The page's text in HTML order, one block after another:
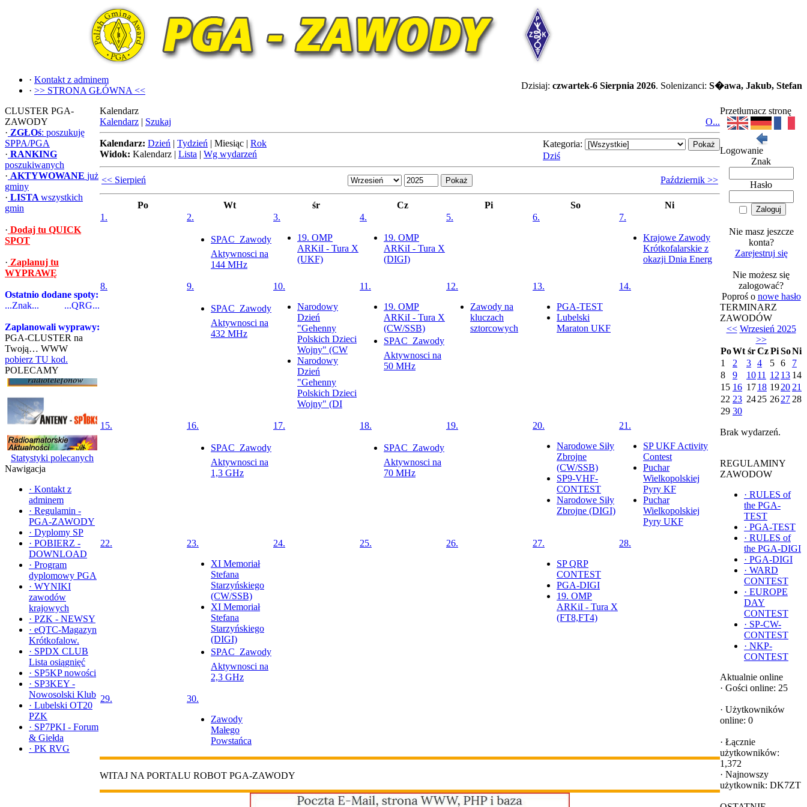
· Kontakt z adminem
· >> STRONA GŁÓWNA << Dzisiaj: czwartek-6 Sierpnia 2026. Solenizanci: S�awa, Jakub, Stefan
CLUSTER PGA-
ZAWODY
· ZGŁOś: poszukuję
SPPA/PGA
· RANKING
poszukiwanych
· AKTYWOWANE już
gminy
· LISTA wszystkich
gmin
· Dodaj tu QUICK
SPOT
· Zaplanuj tu
WYPRAWĘ
Ostatnio dodane spoty:
...Znak...
...QRG...
Zaplanowali wyprawy:
PGA-CLUSTER na
Twoją… WWW
pobierz TU kod.
POLECAMY
Statystyki polecanych
Nawigacja
· Kontakt z
adminem
· Regulamin -
PGA-ZAWODY
· Dyplomy SP
· POBIERZ -
DOWNLOAD
· Program
dyplomowy PGA
· WYNIKI
zawodów
krajowych
· PZK - NEWSY
· eQTC-Magazyn
Krótkofalow.
· SPDX CLUB
Lista osiągnięć
· SP5KP nowości
· SP3KEY -
Nowosolski Klub
· Lubelski OT20
PZK
· SP7PKI - Forum
& Giełda
· PK RVG
Kalendarz
Kalendarz | Szukaj O...
Kalendarz: Dzień | Tydzień | Miesiąc | Rok
Widok: Kalendarz | Lista | Wg wydarzeń
Kategoria:
Dziś
<< Sierpień Październik >>
Po Wt śr Cz Pi So
Ni
1.
2.
SPAC  Zawody
Aktywnosci na
144 MHz
3.
19. OMP
ARKiI - Tura X
(UKF)
4.
19. OMP
ARKiI - Tura X
(DIGI)
5. 6.
7.
Krajowe Zawody
Krótkofalarskie z
okazji Dnia Energ
8. 9.
SPAC  Zawody
Aktywnosci na
432 MHz
10.
Narodowy
Dzień
"Gehenny
Polskich Dzieci
Wojny" (CW
Narodowy
Dzień
"Gehenny
Polskich Dzieci
Wojny" (DI
11.
19. OMP
ARKiI - Tura X
(CW/SSB)
SPAC  Zawody
Aktywnosci na
50 MHz
12.
Zawody na
kluczach
sztorcowych
13.
PGA-TEST
Lubelski
Maraton UKF
14.
15. 16.
SPAC  Zawody
Aktywnosci na
1,3 GHz
17. 18.
SPAC  Zawody
Aktywnosci na
70 MHz
19.
20.
Narodowe Siły
Zbrojne
(CW/SSB)
SP9-VHF-
CONTEST
Narodowe Siły
Zbrojne (DIGI)
21.
SP UKF Activity
Contest
Puchar
Wielkopolskiej
Pyry KF
Puchar
Wielkopolskiej
Pyry UKF
22.
23.
XI Memoriał
Stefana
Starzyńskiego
(CW/SSB)
XI Memoriał
Stefana
Starzyńskiego
(DIGI)
SPAC  Zawody
Aktywnosci na
2,3 GHz
24. 25. 26.
27.
SP QRP
CONTEST
PGA-DIGI
19. OMP
ARKiI - Tura X
(FT8,FT4)
28.
29.
30.
Zawody
Małego
Powstańca
WITAJ NA PORTALU ROBOT PGA-ZAWODY
Przetłumacz stronę
Logowanie
Znak
Hasło
Nie masz jeszcze
konta?
Zarejestruj się
Nie możesz się
zalogować?
Poproś o nowe hasło
TERMINARZ
ZAWODÓW
<< Wrzesień 2025
>>
PoWt śr CzPiSoNi
1
2 3 4 5 6
7
8
9 1011 12 13 14
15 16 1718 1920 21
22 23 2425 2627 28
29 30
Brak wydarzeń.
REGULAMINY
ZAWODOW
· RULES of
the PGA-
TEST
· PGA-TEST
· RULES of
the PGA-DIGI
· PGA-DIGI
· WARD
CONTEST
· EUROPE
DAY
CONTEST
· SP-CW-
CONTEST
· NKP-
CONTEST
Aktualnie online
· Gości online: 25
· Użytkowników
online: 0
· Łącznie
użytkowników:
1,372
· Najnowszy
użytkownik: DK7ZT